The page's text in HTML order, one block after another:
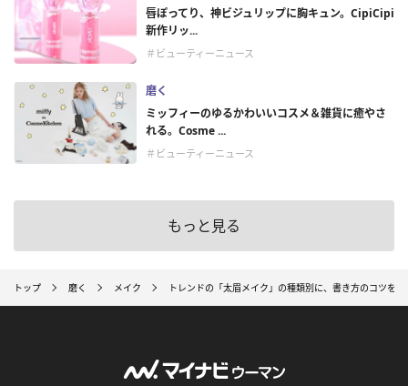
唇ぽってり、神ビジュリップに胸キュン。CipiCipi
新作リッ...
＃ビューティーニュース
磨く
ミッフィーのゆるかわいいコスメ＆雑貨に癒やさ
れる。Cosme ...
＃ビューティーニュース
もっと見る
トップ 磨く メイク トレンドの「太眉メイク」の種類別に、書き方のコツを解